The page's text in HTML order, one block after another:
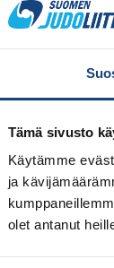
Tämä sivusto
Käytämme
ja
olet antanut